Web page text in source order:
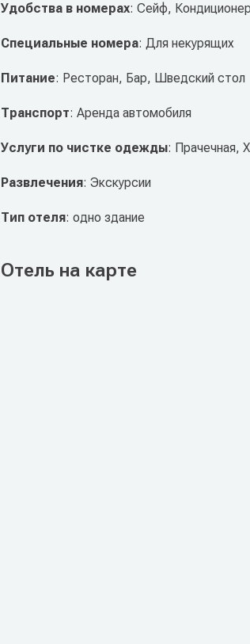
Удобства в номерах: Сейф,
Специальные номера: Для некурящих
Питание: Ресторан, Бар, Шведский стол
Транспорт: Аренда автомобиля
Услуги по чистке одежды: Прачечная,
Развлечения: Экскурсии
Тип отеля: одно здание
Отель на карте